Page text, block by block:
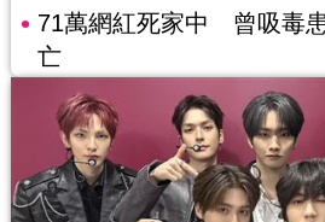
71萬網紅死家中 曾吸毒
亡